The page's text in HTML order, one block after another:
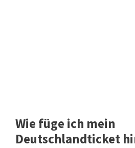
Wie füge ich mein
Deutschlandticket